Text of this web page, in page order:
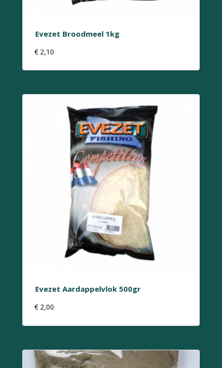
Evezet Broodmeel 1kg
€ 2,10
Evezet Aardappelvlok 500gr
€ 2,00